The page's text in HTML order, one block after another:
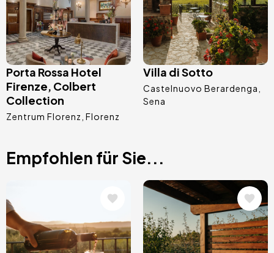
Porta Rossa Hotel
Firenze, Colbert
Collection
Zentrum Florenz Florenz
Villa di Sotto
Castelnuovo Berardenga
Sena
Empfohlen für Sie...
Bild Bild